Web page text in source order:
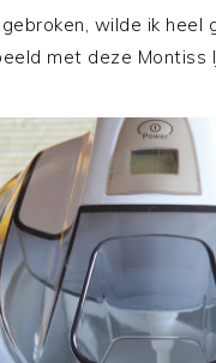
wilde ik
met deze Montiss